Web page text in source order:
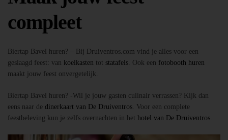
compleet
Biertap Bavel huren? – Bij Druiventros.com vind je alles voor een
geslaagd feest: van koelkasten tot statafels. Ook een fotobooth huren
maakt jouw feest onvergetelijk.
Biertap Bavel huren? -Wil je jouw gasten culinair verrassen? Kijk dan
eens naar de dinerkaart van De Druiventros. Voor een complete
feestbeleving kun je zelfs overnachten in het hotel van De Druiventros.